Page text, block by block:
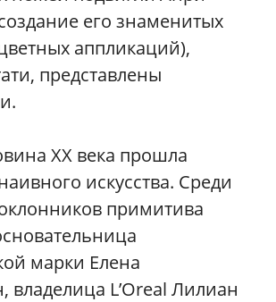
его знаменитых
аппликаций),
представлены
ХХ века прошла
искусства. Среди
примитива
марки Елена
владелица L’Oreal Лилиан